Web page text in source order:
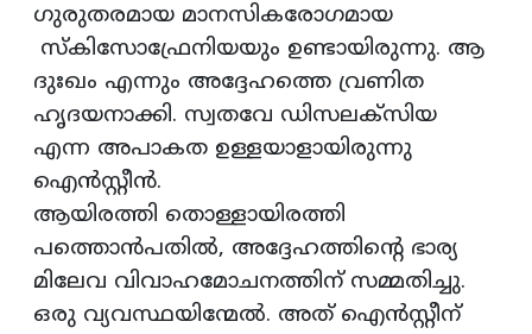
ഗുരുതരമായ മാനസികരോഗമായ
സ്കിസോഫ്രേനിയയും ഉണ്ടായിരുന്നു. ആ
ദുഃഖം എന്നും അദ്ദേഹത്തെ വ്രണിത
ഹൃദയനാക്കി. സ്വതവേ ഡിസലക്സിയ
എന്ന അപാകത ഉള്ളയാളായിരുന്നു
ഐന്‍സ്റ്റീന്‍.
ആയിരത്തി തൊള്ളായിരത്തി
പത്തൊന്‍പതില്‍, അദ്ദേഹത്തിന്റെ ഭാര്യ
മിലേവ വിവാഹമോചനത്തിന് സമ്മതിച്ചു.
ഒരു വ്യവസ്ഥയിന്മേല്‍. അത് ഐന്‍സ്റ്റീന്